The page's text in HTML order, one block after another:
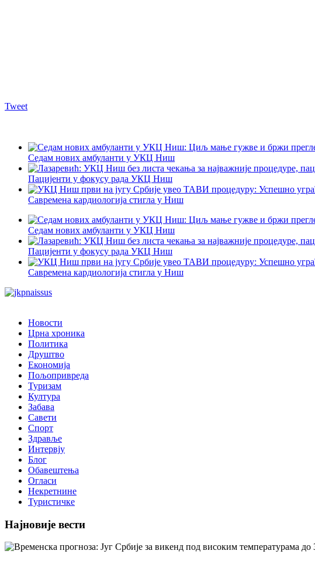
Tweet
Седам нових амбуланти у УКЦ Ниш
Пацијенти у фокусу рада УКЦ Ниш
Савремена кардиологија стигла у Ниш
Седам нових амбуланти у УКЦ Ниш
Пацијенти у фокусу рада УКЦ Ниш
Савремена кардиологија стигла у Ниш
Новости
Црна хроника
Политика
Друштво
Економија
Пољопривреда
Туризам
Култура
Забава
Савети
Спорт
Здравље
Интервју
Блог
Обавештења
Огласи
Некретнине
Туристичке
Најновије вести